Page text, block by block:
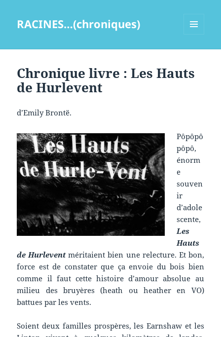
RACINES…(chroniques)
Chronique livre : Les Hauts
de Hurlevent
d’Emily Brontë.
Pôpôpô
pôpô,
énorm
e
souven
ir
d’adole
scente,
Les
Hauts
de Hurleventméritaient bien une relecture. Et bon,
force est de constater que ça envoie du bois bien
comme il faut cette histoire d’amour absolue au
milieu des bruyères (heath ou heather en VO)
battues par les vents.
Soient deux familles prospères, les Earnshaw et les